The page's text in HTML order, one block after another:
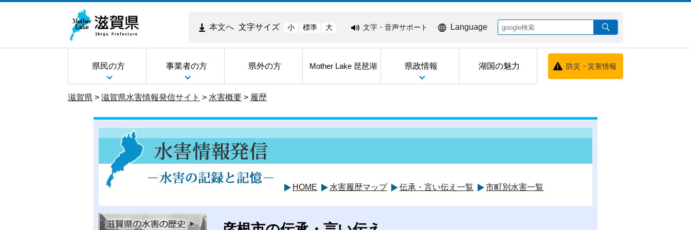
本文へ 文字サイズ 小 標準 大 文字・音声サポート Language
県民の方 事業者の方 県外の方 Mother Lake 琵琶湖 県政情報 湖国の魅力 防災・災害情報
滋賀県 > 滋賀県水害情報発信サイト > 水害概要 > 履歴
HOME 水害履歴マップ 伝承・言い伝え一覧 市町別水害一覧